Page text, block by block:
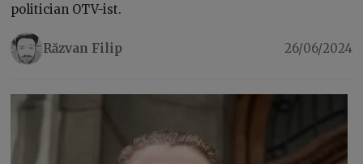
politician OTV-ist.
Răzvan Filip 26/06/2024